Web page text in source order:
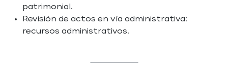
patrimonial.
Revisión de actos en vía administrativa:
recursos administrativos.